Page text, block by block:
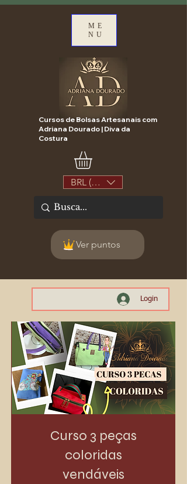
ME
NU
Cursos de Bolsas Artesanais com
Adriana Dourado | Diva da
Costura
BRL (R$)
Ver puntos
Login
Curso 3 peças
coloridas
vendáveis